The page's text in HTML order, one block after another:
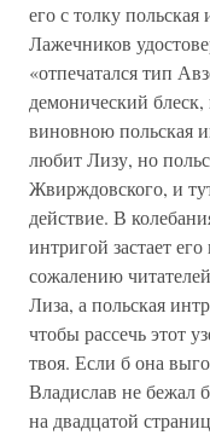
его с толку
Лажечников
«отпечатался тип
демонический блеск,
виновною польская
любит Лизу, но
Жвирждовского, и
действие. В
интригой застает
сожалению
Лиза, а польская
чтобы рассечь этот
твоя. Если б она
Владислав не бежал
на двадцатой